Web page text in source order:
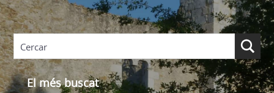
El més buscat